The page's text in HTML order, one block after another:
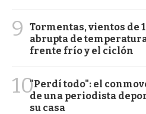
9
Tormentas, vientos de
abrupta de
frente frío y el ciclón
10"Perdí todo": el
de una periodista
su casa